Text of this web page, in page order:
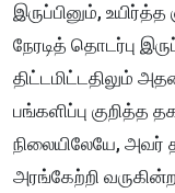
இருப்பினும்,
நேரடித் தொடர்பு
திட்டமிட்டதிலும்
பங்களிப்பு
நிலையிலேயே,
அரங்கேற்றி